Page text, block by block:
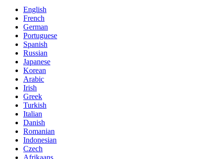
English
French
German
Portuguese
Spanish
Russian
Japanese
Korean
Arabic
Irish
Greek
Turkish
Italian
Danish
Romanian
Indonesian
Czech
Afrikaans